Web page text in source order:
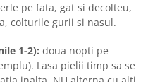
pe fata, gat si decolteu,
colturile gurii si nasul.
1-2): doua nopti pe
Lasa pielii timp sa se